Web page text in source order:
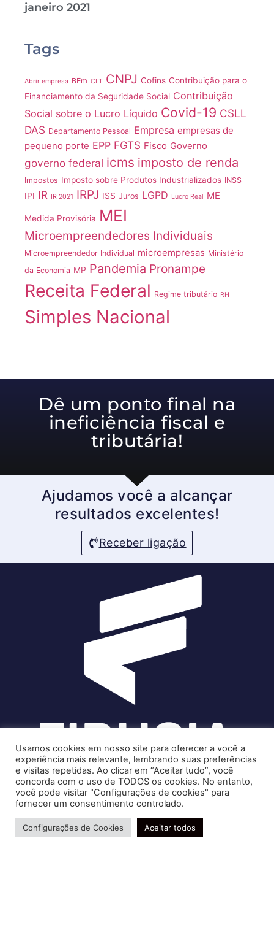
janeiro 2021
Tags
Abrir empresa BEm CLT CNPJ Cofins Contribuição para o
Financiamento da Seguridade Social Contribuição
Social sobre o Lucro Líquido Covid-19 CSLL
DAS Departamento Pessoal Empresa empresas de
pequeno porte EPP FGTS Fisco Governo
governo federal icms imposto de renda
Impostos Imposto sobre Produtos Industrializados INSS
IPI IR IR 2021 IRPJ ISS Juros LGPD Lucro Real ME
Medida Provisória MEI
Microempreendedores Individuais
Microempreendedor Individual microempresas Ministério
da Economia MP Pandemia Pronampe
Receita Federal Regime tributário RH
Simples Nacional
Dê um ponto final na
ineficiência fiscal e
tributária!
Ajudamos você a alcançar
resultados excelentes!
Receber ligação
Soluções contábeis-fiscais-tributárias especializadas | CRC RJ
004856/O-7
Serviços
Usamos cookies em nosso site para oferecer a você a
experiência mais relevante, lembrando suas preferências
e visitas repetidas. Ao clicar em “Aceitar tudo”, você
concorda com o uso de TODOS os cookies. No entanto,
você pode visitar "Configurações de cookies" para
fornecer um consentimento controlado.
Configurações de Cookies Aceitar todos
Precisa de ajuda?